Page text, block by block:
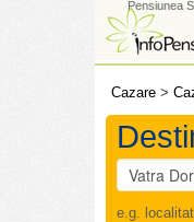
Pensiunea
Cazare >
e.g.